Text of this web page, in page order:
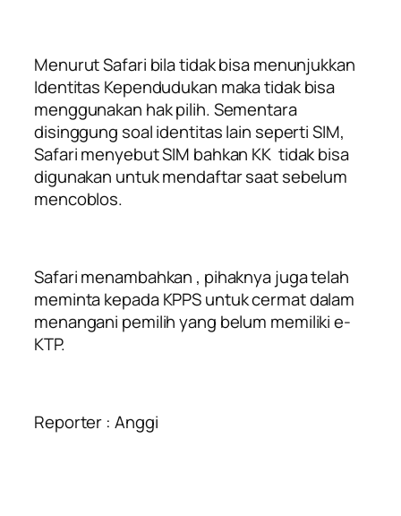
Menurut Safari bila tidak bisa menunjukkan
Identitas Kependudukan maka tidak bisa
menggunakan hak pilih. Sementara
disinggung soal identitas lain seperti SIM,
Safari menyebut SIM bahkan KK tidak bisa
digunakan untuk mendaftar saat sebelum
mencoblos.
Safari menambahkan , pihaknya juga telah
meminta kepada KPPS untuk cermat dalam
menangani pemilih yang belum memiliki e-
KTP.
Reporter : Anggi